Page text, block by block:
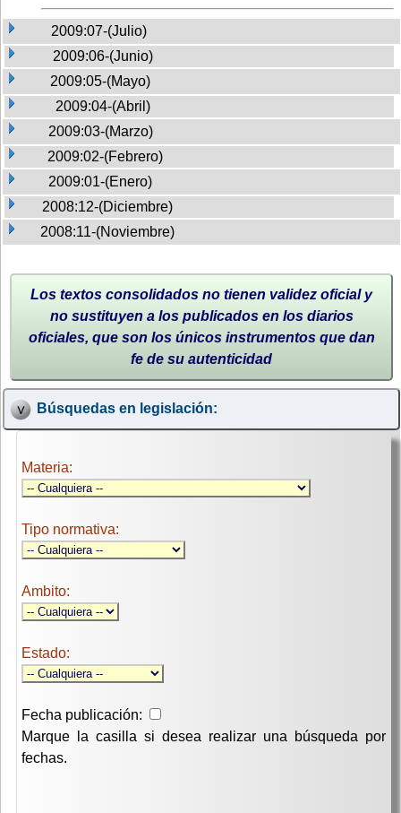
2009:07-(Julio)
2009:06-(Junio)
2009:05-(Mayo)
2009:04-(Abril)
2009:03-(Marzo)
2009:02-(Febrero)
2009:01-(Enero)
2008:12-(Diciembre)
2008:11-(Noviembre)
Los textos consolidados no tienen validez oficial y
no sustituyen a los publicados en los diarios
oficiales, que son los únicos instrumentos que dan
fe de su autenticidad
Búsquedas en legislación:
Materia:
Tipo normativa:
Ambito:
Estado:
Fecha publicación:
Marque la casilla si desea realizar una búsqueda por
fechas.